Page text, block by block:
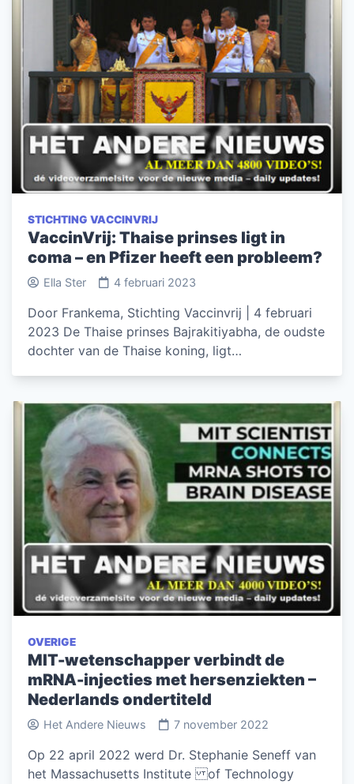
STICHTING VACCINVRIJ
VaccinVrij: Thaise prinses ligt in
coma – en Pfizer heeft een probleem?
Ella Ster 4 februari 2023
Door Frankema, Stichting Vaccinvrij | 4 februari
2023 De Thaise prinses Bajrakitiyabha, de oudste
dochter van de Thaise koning, ligt…
OVERIGE
MIT-wetenschapper verbindt de
mRNA-injecties met hersenziekten –
Nederlands ondertiteld
Het Andere Nieuws 7 november 2022
Op 22 april 2022 werd Dr. Stephanie Seneff van
het Massachusetts Institute of Technology